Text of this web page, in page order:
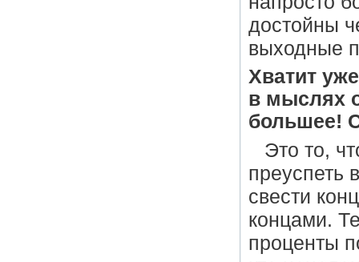
достойны
выходные
Хватит
в мыслях
большее!
Это то,
преуспеть
свести
концами.
проценты